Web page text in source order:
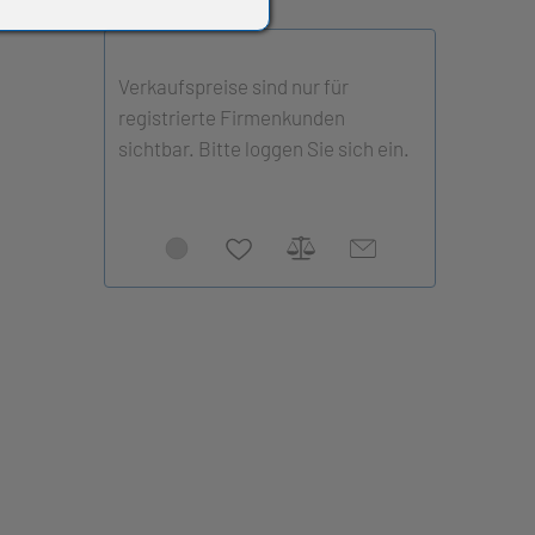
Verkaufspreise sind nur für
registrierte Firmenkunden
sichtbar. Bitte loggen Sie sich ein.